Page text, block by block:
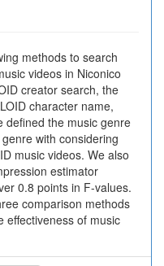
methods to search
videos in Niconico
creator search, the
character name,
defined the music genre
with considering
music videos. We also
estimator
0.8 points in F-values.
comparison methods
effectiveness of music